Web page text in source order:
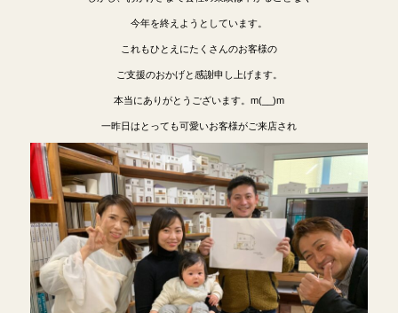
今年を終えようとしています。
これもひとえにたくさんのお客様の
ご支援のおかげと感謝申し上げます。
本当にありがとうございます。m(__)m
一昨日はとっても可愛いお客様がご来店され